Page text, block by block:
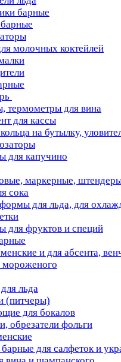
барные
молочных коктейлей
термометры для вина
для кассы
на бутылку,
для капучино
маркерные,
сока
для льда, для
для фруктов и специй
и для абсента,
льда
(питчеры)
для бокалов
обрезатели фольги
для салфеток и